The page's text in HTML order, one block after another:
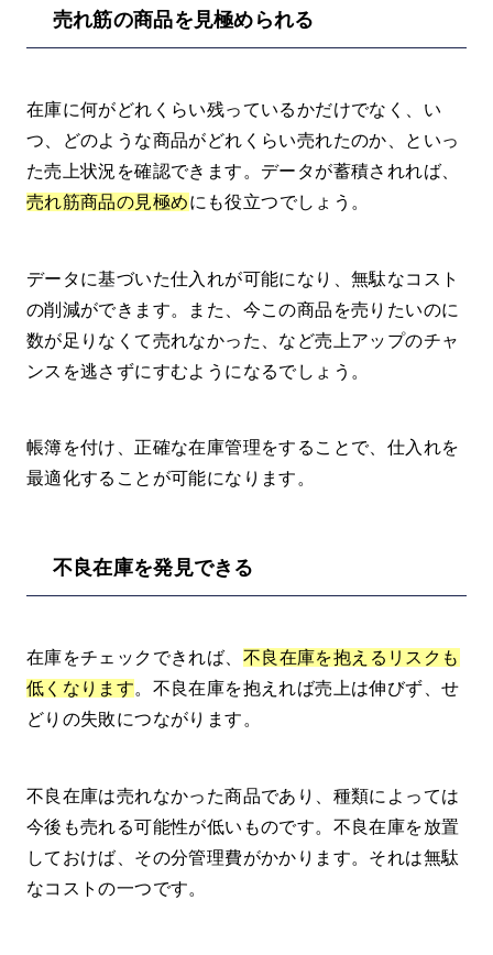
売れ筋の商品を見極められる
在庫に何がどれくらい残っているかだけでなく、い
つ、どのような商品がどれくらい売れたのか、といっ
た売上状況を確認できます。データが蓄積されれば、
売れ筋商品の見極めにも役立つでしょう。
データに基づいた仕入れが可能になり、無駄なコスト
の削減ができます。また、今この商品を売りたいのに
数が足りなくて売れなかった、など売上アップのチャ
ンスを逃さずにすむようになるでしょう。
帳簿を付け、正確な在庫管理をすることで、仕入れを
最適化することが可能になります。
不良在庫を発見できる
在庫をチェックできれば、 不良在庫を抱えるリスクも
低くなります。不良在庫を抱えれば売上は伸びず、せ
どりの失敗につながります。
不良在庫は売れなかった商品であり、種類によっては
今後も売れる可能性が低いものです。不良在庫を放置
しておけば、その分管理費がかかります。それは無駄
なコストの一つです。